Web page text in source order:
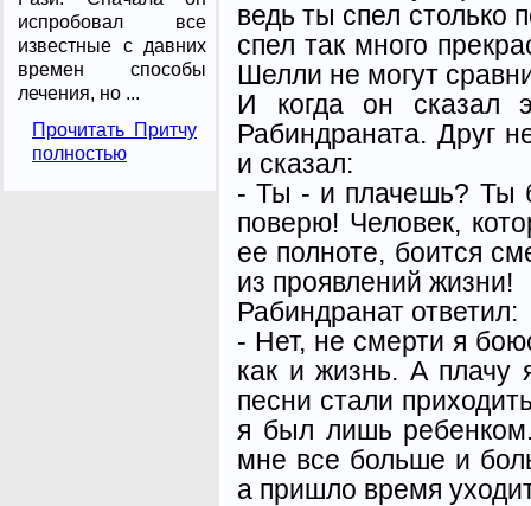
испробовал все
известные с давних
времен способы
лечения, но ...
Прочитать Притчу
полностью
ведь ты спел столько
спел так много
Шелли не могут
И когда он сказал
Рабиндраната. Друг
и сказал:
- Ты - и плачешь? Ты
поверю! Человек,
ее полноте, боится
из проявлений жизни!
Рабиндранат ответил:
- Нет, не смерти я
как и жизнь. А плачу
песни стали
я был лишь
мне все больше и
а пришло время